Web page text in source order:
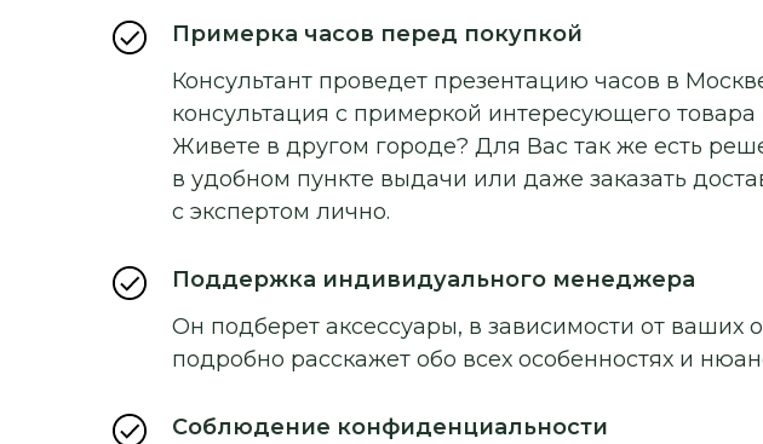
Примерка часов перед покупкой
Консультант проведет презентацию часов в
консультация с примеркой интересующего
Живете в другом городе? Для Вас так же есть
в удобном пункте выдачи или даже заказать
с экспертом лично.
Поддержка индивидуального менеджера
Он подберет аксессуары, в зависимости от
подробно расскажет обо всех особенностях и
Соблюдение конфиденциальности